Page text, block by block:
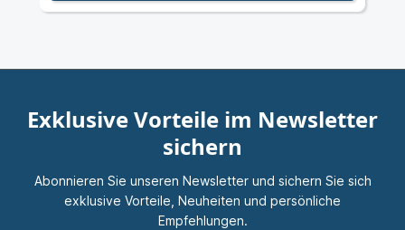
Exklusive Vorteile im Newsletter
sichern
Abonnieren Sie unseren Newsletter und sichern Sie sich
exklusive Vorteile, Neuheiten und persönliche
Empfehlungen.